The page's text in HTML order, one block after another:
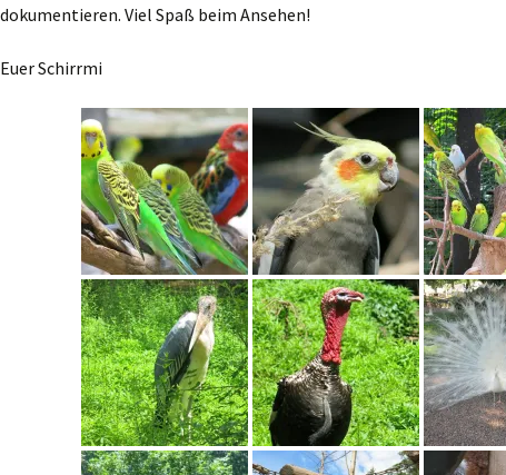
dokumentieren. Viel Spaß beim Ansehen!
Euer Schirrmi